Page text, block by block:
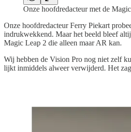
Onze hoofdredacteur met de
Onze hoofdredacteur Ferry Piekart
indrukwekkend. Maar het beeld bleef
Magic Leap 2 die alleen maar AR kan.
Wij hebben de Vision Pro nog niet zelf
lijkt inmiddels alweer verwijderd. Het